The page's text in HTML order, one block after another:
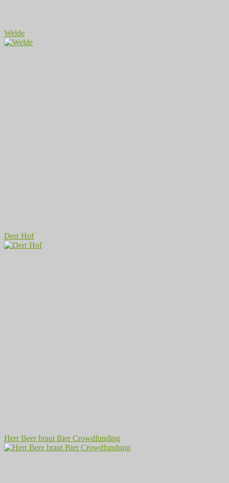
Welde
Derr Hof
Herr Beer braut Bier Crowdfunding